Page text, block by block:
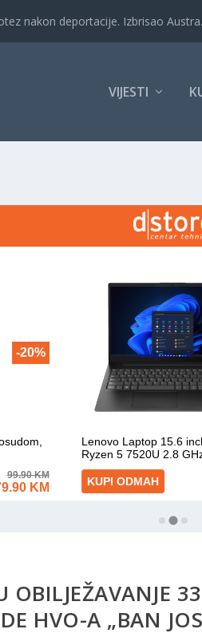
nakon deportacije. Izbrisao
VIJESTI
OBILJEŽAVANJE
HVO-A „BAN